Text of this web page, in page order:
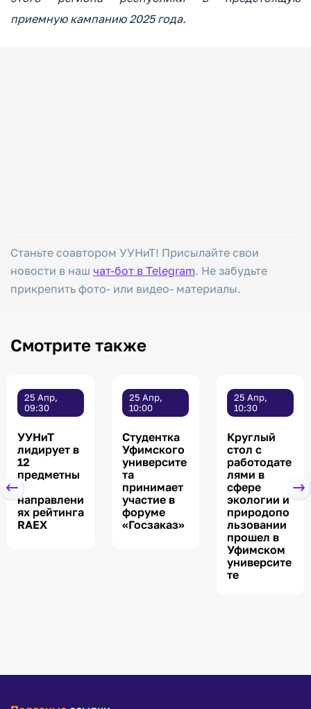
приемную кампанию 2025 года.
Станьте соавтором УУНиТ! Присылайте свои
новости в наш чат-бот в Telegram. Не забудьте
прикрепить фото- или видео- материалы.
Смотрите также
25 Апр,
09:30
УУНиТ
лидирует в
12
предметны
х
направлени
ях рейтинга
RAEX
25 Апр,
10:00
Студентка
Уфимского
университе
та
принимает
участие в
форуме
«Госзаказ»
25 Апр,
10:30
Круглый
стол с
работодате
лями в
сфере
экологии и
природопо
льзовании
прошел в
Уфимском
университе
те